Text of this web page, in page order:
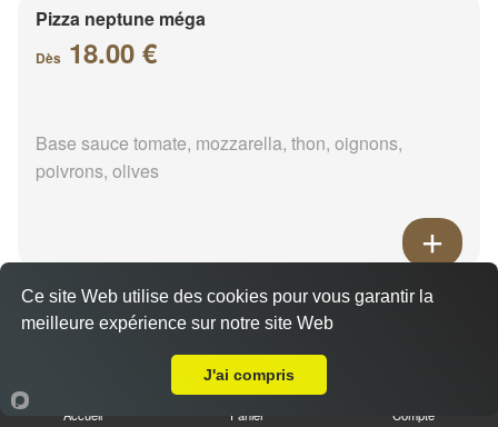
Pizza neptune méga
Dès 18.00 €
Base sauce tomate, mozzarella, thon, oignons,
poivrons, olives
Pizza napolitaine méga
18.00 €
Accueil Panier Compte
Ce site Web utilise des cookies pour vous garantir la
meilleure expérience sur notre site Web
J'ai compris